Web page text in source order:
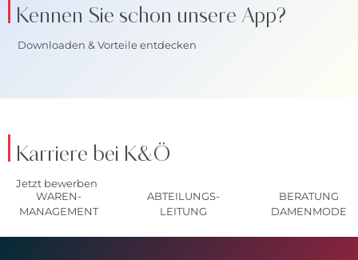
Kennen Sie schon unsere App?
Downloaden & Vorteile entdecken
Karriere bei K&Ö
Jetzt bewerben
WAREN-
MANAGEMENT
ABTEILUNGS-
LEITUNG
BERATUNG
DAMENMODE